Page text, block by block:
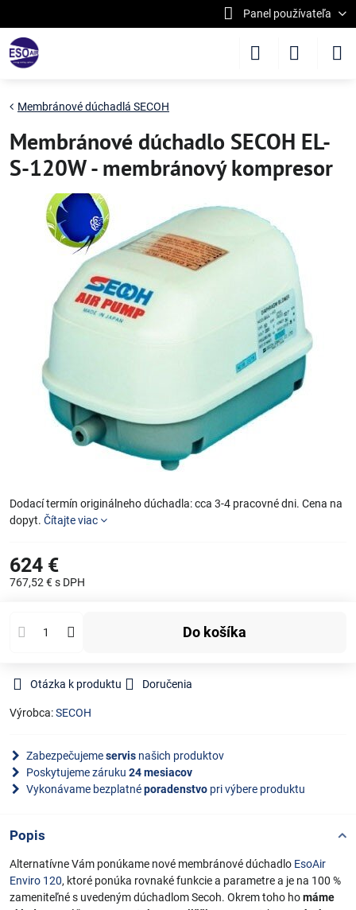
Panel používateľa
Membránové dúchadlá SECOH
Membránové dúchadlo SECOH EL-
S-120W - membránový kompresor
Dodací termín originálneho dúchadla: cca 3-4 pracovné dni. Cena na
dopyt. Čítajte viac
624 €
767,52 €s DPH
Do košíka
Otázka k produktu Doručenia
Výrobca:SECOH
Zabezpečujemeservis našich produktov
Poskytujeme záruku 24 mesiacov
Vykonávame bezplatnéporadenstvo pri výbere produktu
Popis
Alternatívne Vám ponúkame nové membránové dúchadlo EsoAir
Enviro 120, ktoré ponúka rovnaké funkcie a parametre a je na 100 %
zameniteľné s uvedeným dúchadlom Secoh. Okrem toho homáme